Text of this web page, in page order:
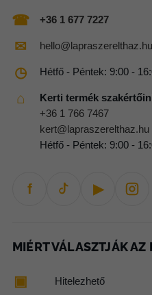
☎ +36 1 677 7227
✉ hello@lapraszerelthaz.hu
◷ Hétfő - Péntek: 9:00 -
⌂
Kerti termék
+36 1 766 7467
kert@lapraszerelthaz.hu
Hétfő - Péntek: 9:00 -
f ▶
MIÉRT VÁLASZTJÁK AZ
▣ Hitelezhető